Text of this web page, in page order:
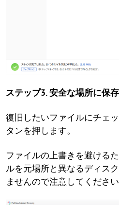
ステップ3. 安全な場所に保存
復旧したいファイルにチェ
タンを押します。
ファイルの上書きを避ける
ルを元場所と異なるディス
ませんので注意してください